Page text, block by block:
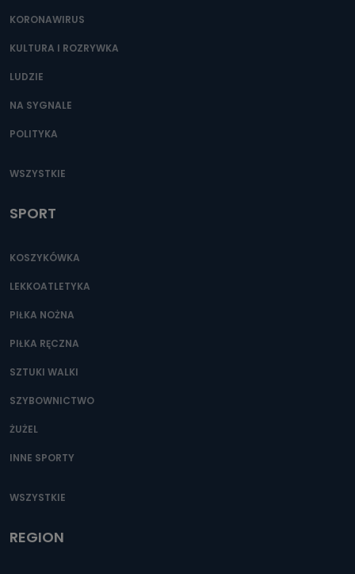
KORONAWIRUS
KULTURA I ROZRYWKA
LUDZIE
NA SYGNALE
POLITYKA
WSZYSTKIE
SPORT
KOSZYKÓWKA
LEKKOATLETYKA
PIŁKA NOŻNA
PIŁKA RĘCZNA
SZTUKI WALKI
SZYBOWNICTWO
ŻUŻEL
INNE SPORTY
WSZYSTKIE
REGION